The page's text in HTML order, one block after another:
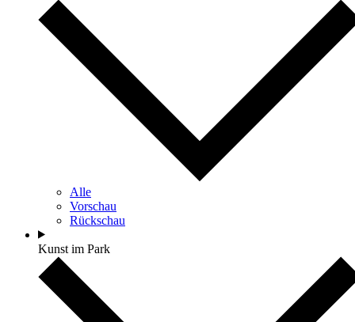
Alle
Vorschau
Rückschau
Kunst im Park